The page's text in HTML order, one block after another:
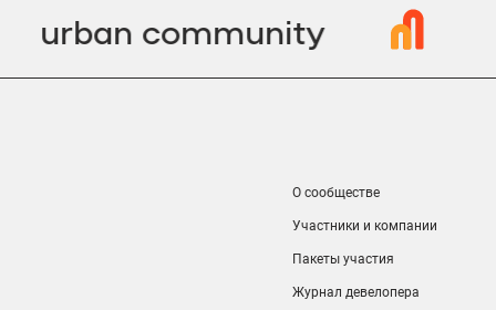
urban community
О сообществе
Участники и компании
Пакеты участия
Журнал девелопера